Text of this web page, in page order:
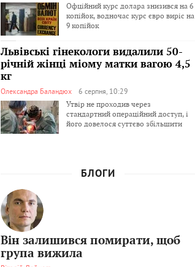
Офційний курс долара знизився на 6
копійок, водночас курс євро виріс на
9 копійок
Львівські гінекологи видалили 50-
річній жінці міому матки вагою 4,5
кг
Олександра Баландюх
6 серпня, 10:29
Утвір не проходив через
стандартний операційний доступ, і
його довелося суттєво збільшити
БЛОГИ
Він залишився помирати, щоб
група вижила